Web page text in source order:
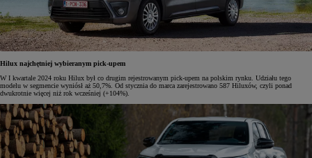
Hilux najchętniej wybieranym pick-upem
W I kwartale 2024 roku Hilux był co drugim rejestrowanym pick-upem na polskim rynku. Udziału tego
modelu w segmencie wyniósł aż 50,7%. Od stycznia do marca zarejestrowano 587 Hiluxów, czyli ponad
dwukrotnie więcej niż rok wcześniej (+104%).